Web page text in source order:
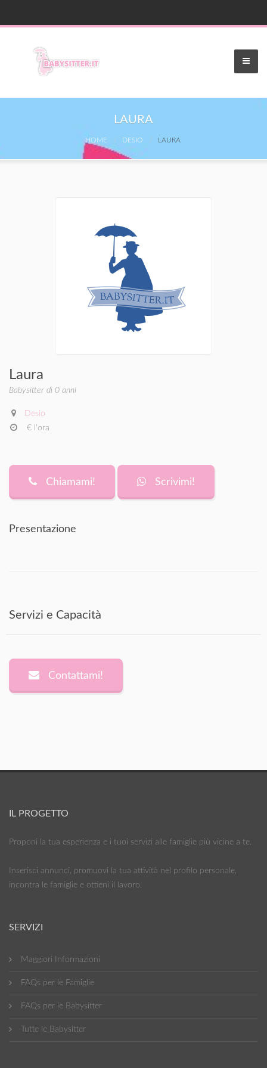
LAURA
HOME DESIO LAURA
Laura
Babysitter di 0 anni
Desio
€ l'ora
Chiamami! Scrivimi!
Presentazione
Servizi e Capacità
Contattami!
IL PROGETTO
Proponi la tua esperienza e i tuoi servizi alle famiglie più vicine a te.
Inserisci annunci, promuovi la tua attività nel profilo personale,
incontra le famiglie e ottieni il lavoro.
SERVIZI
Maggiori Informazioni
FAQs per le Famiglie
FAQs per le Babysitter
Tutte le Babysitter